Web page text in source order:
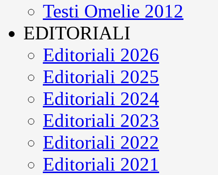
Testi Omelie 2012
EDITORIALI
Editoriali 2026
Editoriali 2025
Editoriali 2024
Editoriali 2023
Editoriali 2022
Editoriali 2021